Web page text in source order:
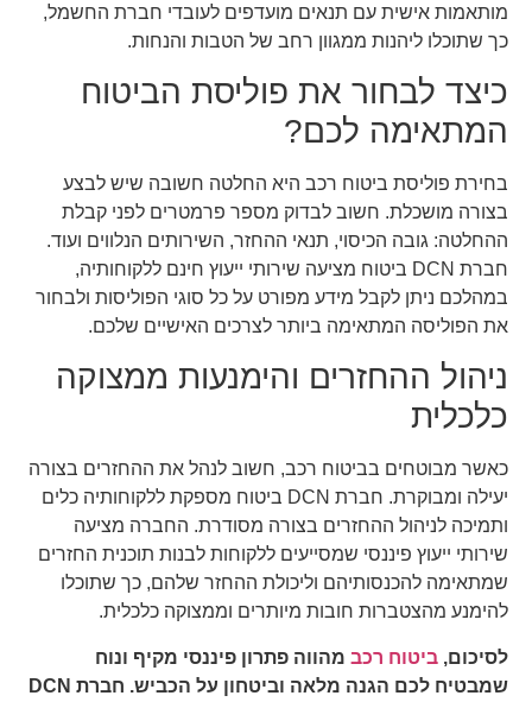
מותאמות אישית עם תנאים מועדפים לעובדי חברת החשמל,
כך שתוכלו ליהנות ממגוון רחב של הטבות והנחות.
כיצד לבחור את פוליסת הביטוח
המתאימה לכם?
בחירת פוליסת ביטוח רכב היא החלטה חשובה שיש לבצע
בצורה מושכלת. חשוב לבדוק מספר פרמטרים לפני קבלת
ההחלטה: גובה הכיסוי, תנאי ההחזר, השירותים הנלווים ועוד.
חברת DCN ביטוח מציעה שירותי ייעוץ חינם ללקוחותיה,
במהלכם ניתן לקבל מידע מפורט על כל סוגי הפוליסות ולבחור
את הפוליסה המתאימה ביותר לצרכים האישיים שלכם.
ניהול ההחזרים והימנעות ממצוקה
כלכלית
כאשר מבוטחים בביטוח רכב, חשוב לנהל את ההחזרים בצורה
יעילה ומבוקרת. חברת DCN ביטוח מספקת ללקוחותיה כלים
ותמיכה לניהול ההחזרים בצורה מסודרת. החברה מציעה
שירותי ייעוץ פיננסי שמסייעים ללקוחות לבנות תוכנית החזרים
שמתאימה להכנסותיהם וליכולת ההחזר שלהם, כך שתוכלו
להימנע מהצטברות חובות מיותרים וממצוקה כלכלית.
לסיכום, ביטוח רכבמהווה פתרון פיננסי מקיף ונוח
שמבטיח לכם הגנה מלאה וביטחון על הכביש. חברת DCN